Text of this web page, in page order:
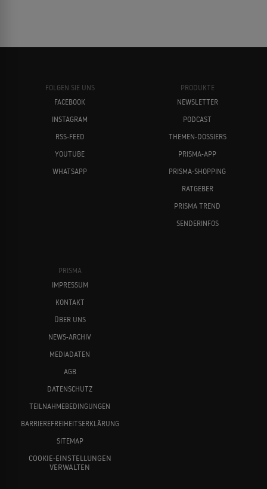
FOLGEN SIE UNS
FACEBOOK
INSTAGRAM
RSS-FEED
YOUTUBE
WHATSAPP
PRODUKTE
NEWSLETTER
PODCAST
THEMEN-DOSSIERS
PRISMA-APP
PRISMA-SHOPPING
RATGEBER
PRISMA TREND
SENDERINFOS
PRISMA
IMPRESSUM
KONTAKT
ÜBER UNS
NEWS-ARCHIV
MEDIADATEN
AGB
DATENSCHUTZ
TEILNAHMEBEDINGUNGEN
BARRIEREFREIHEITSERKLÄRUNG
SITEMAP
COOKIE-EINSTELLUNGEN
VERWALTEN